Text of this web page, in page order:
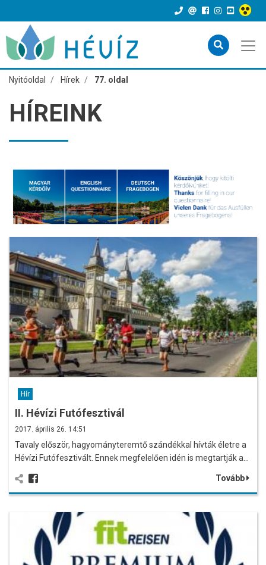
Nyitóoldal Hírek 77. oldal
HÍREINK
Hír
II. Hévízi Futófesztivál
2017. április 26. 14:51
Tavaly először, hagyományteremtő szándékkal hívták életre a
Hévízi Futófesztivált. Ennek megfelelően idén is megtartják a…
Tovább